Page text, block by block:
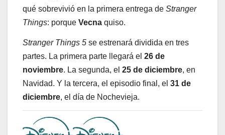
qué sobrevivió en la primera entrega de Stranger
Things: porque Vecna quiso.
Stranger Things 5 se estrenará dividida en tres
partes. La primera parte llegará el 26 de
noviembre. La segunda, el 25 de diciembre, en
Navidad. Y la tercera, el episodio final, el 31 de
diciembre, el día de Nochevieja.